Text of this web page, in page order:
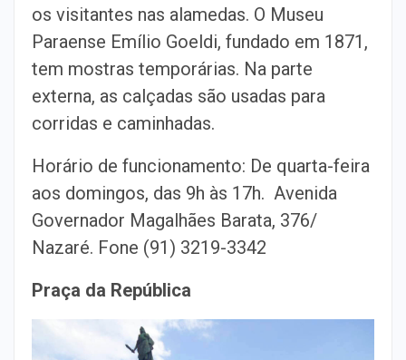
os visitantes nas alamedas. O Museu
Paraense Emílio Goeldi, fundado em 1871,
tem mostras temporárias. Na parte
externa, as calçadas são usadas para
corridas e caminhadas.
Horário de funcionamento: De quarta-feira
aos domingos, das 9h às 17h. Avenida
Governador Magalhães Barata, 376/
Nazaré. Fone (91) 3219-3342
Praça da República